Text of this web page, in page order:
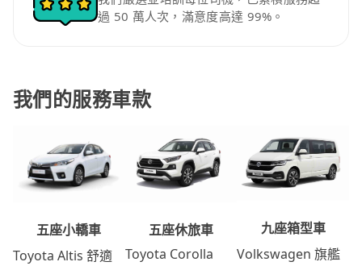
過 50 萬人次，滿意度高達 99%。
我們的服務車款
五座小轎車
Toyota Altis 舒適
五座休旅車
Toyota Corolla
九座箱型車
Volkswagen 旗艦